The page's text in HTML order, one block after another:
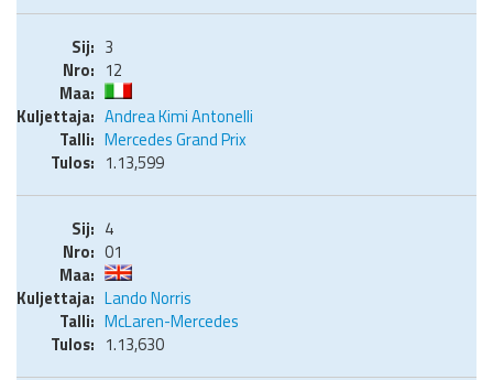
3
12
Andrea Kimi Antonelli
Mercedes Grand Prix
1.13,599
4
01
Lando Norris
McLaren-Mercedes
1.13,630